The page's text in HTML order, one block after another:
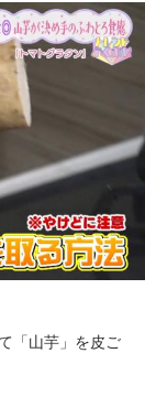
「山芋」を皮ご